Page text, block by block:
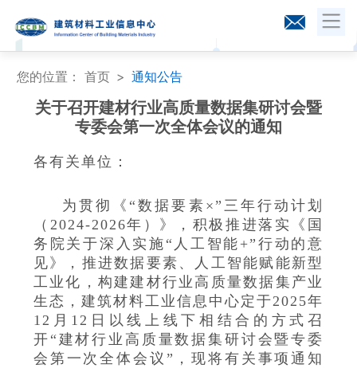
您的位置： 首页 通知公告
关于召开建材行业高质量数据集研讨会暨
专委会第一次全体会议的通知
各有关单位：
为贯彻《“数据要素×”三年行动计划
（2024-2026年）》，积极推进落实《国
务院关于深入实施“人工智能+”行动的意
见》，推进数据要素、人工智能赋能新型
工业化，构建建材行业高质量数据集产业
生态，建筑材料工业信息中心定于2025年
12月12日以线上线下相结合的方式召
开“建材行业高质量数据集研讨会暨专委
会第一次全体会议”，现将有关事项通知